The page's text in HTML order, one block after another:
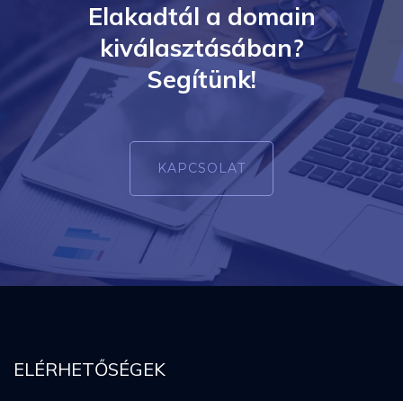
Elakadtál a domain
kiválasztásában?
Segítünk!
KAPCSOLAT
ELÉRHETŐSÉGEK